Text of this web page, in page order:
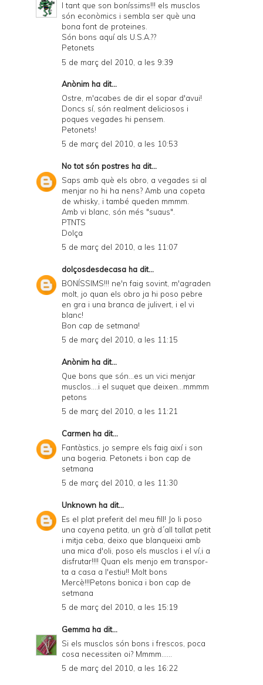
I tant que son boníssims!!! els musclos
són econòmics i sembla ser què una
bona font de proteines.
Són bons aquí als U.S.A.??
Petonets
5 de març del 2010, a les 9:39
Anònim ha dit...
Ostre, m'acabes de dir el sopar d'avui!
Doncs sí, són realment deliciosos i
poques vegades hi pensem.
Petonets!
5 de març del 2010, a les 10:53
No tot són postres ha dit...
Saps amb què els obro, a vegades si al
menjar no hi ha nens? Amb una copeta
de whisky, i també queden mmmm.
Amb vi blanc, són més "suaus".
PTNTS
Dolça
5 de març del 2010, a les 11:07
dolçosdesdecasa ha dit...
BONÍSSIMS!!! ne'n faig sovint, m'agraden
molt, jo quan els obro ja hi poso pebre
en gra i una branca de julivert, i el vi
blanc!
Bon cap de setmana!
5 de març del 2010, a les 11:15
Anònim ha dit...
Que bons que són...es un vici menjar
musclos....i el suquet que deixen...mmmm
petons
5 de març del 2010, a les 11:21
Carmen ha dit...
Fantàstics, jo sempre els faig així i son
una bogeria. Petonets i bon cap de
setmana
5 de març del 2010, a les 11:30
Unknown ha dit...
Es el plat preferit del meu fill! Jo li poso
una cayena petita, un grà d´all tallat petit
i mitja ceba, deixo que blanqueixi amb
una mica d'oli, poso els musclos i el ví,i a
disfrutar!!!! Quan els menjo em transpor-
ta a casa a l'estiu!! Molt bons
Mercè!!!Petons bonica i bon cap de
setmana
5 de març del 2010, a les 15:19
Gemma ha dit...
Si els musclos són bons i frescos, poca
cosa necessiten oi? Mmmm......
5 de març del 2010, a les 16:22